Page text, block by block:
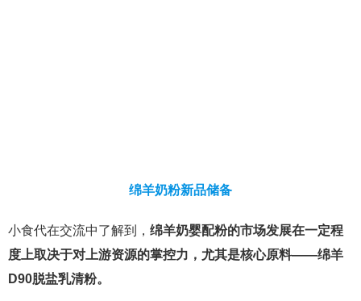
绵羊奶粉新品储备
小食代在交流中了解到， 绵羊奶婴配粉的市场发展在一定程
度上取决于对上游资源的掌控力，尤其是核心原料——绵羊
D90脱盐乳清粉。